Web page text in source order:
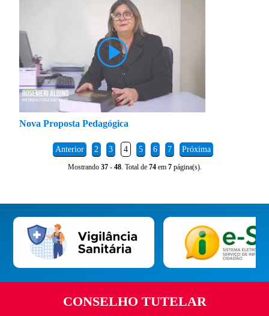
Nova Proposta Pedagógica
Anterior 2 3 4 5 6 7 Próxima
Mostrando 37- 48. Total de 74em 7página(s).
CONSELHO TUTELAR